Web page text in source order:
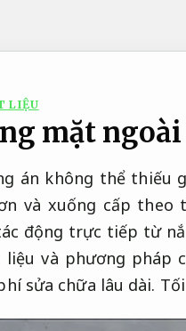
LIỆU
mặt
án không thể thiếu
và xuống cấp theo
động trực tiếp từ
liệu và phương pháp
sửa chữa lâu dài.